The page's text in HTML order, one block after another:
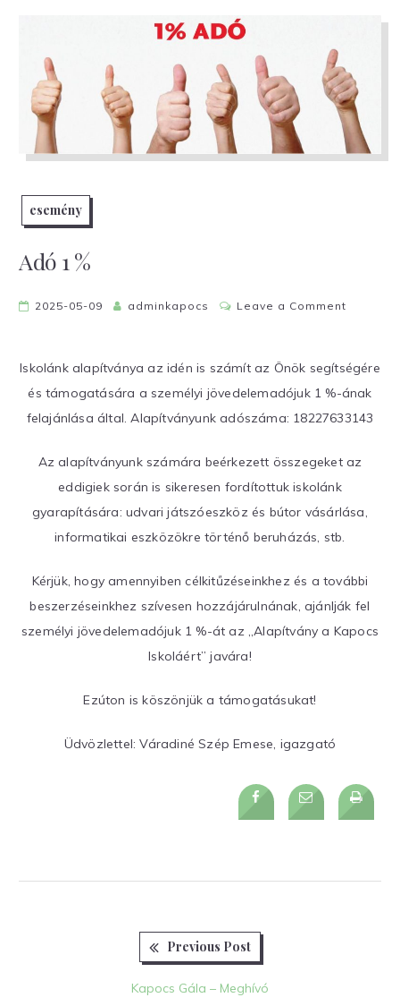
esemény
Adó 1 %
2025-05-09 adminkapocs Leave a Comment
%
Iskolánk alapítványa az idén is számít az Önök segítségére
és támogatására a személyi jövedelemadójuk 1 %-ának
felajánlása által. Alapítványunk adószáma: 18227633143
Az alapítványunk számára beérkezett összegeket az
eddigiek során is sikeresen fordítottuk iskolánk
gyarapítására: udvari játszóeszköz és bútor vásárlása,
informatikai eszközökre történő beruházás, stb.
Kérjük, hogy amennyiben célkitűzéseinkhez és a további
beszerzéseinkhez szívesen hozzájárulnának, ajánlják fel
személyi jövedelemadójuk 1 %-át az „Alapítvány a Kapocs
Iskoláért” javára!
Ezúton is köszönjük a támogatásukat!
Üdvözlettel: Váradiné Szép Emese, igazgató
Previous Post
Kapocs Gála – Meghívó